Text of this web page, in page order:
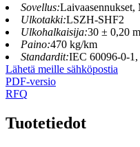
Sovellus:
Ulkotakki:LSZH-SHF2
Ulkohalkaisija:30 ± 0,20
Paino:470 kg/km
Standardit:IEC 60096-0-
Lähetä meille sähköpostia
PDF-versio
RFQ
Tuotetiedot